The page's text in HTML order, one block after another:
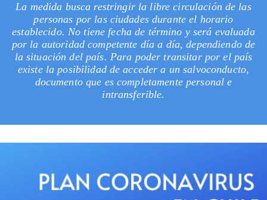
La medida busca restringir la libre circulación de las
personas por las ciudades durante el horario
establecido. No tiene fecha de término y será evaluada
por la autoridad competente día a día, dependiendo de
la situación del país. Para poder transitar por el país
existe la posibilidad de acceder a un salvoconducto,
documento que es completamente personal e
intransferible.